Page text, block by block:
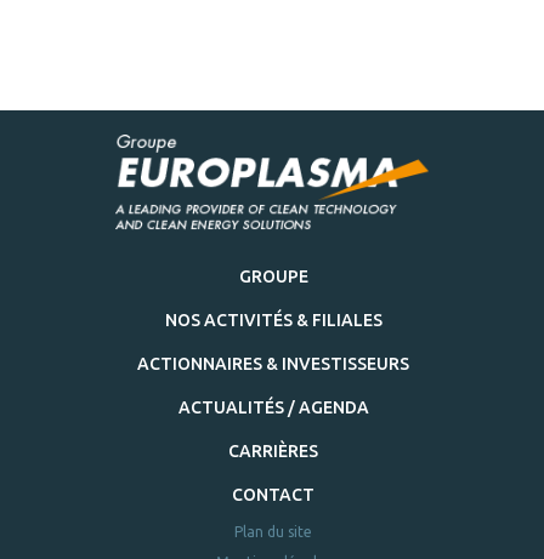
GROUPE
NOS ACTIVITÉS & FILIALES
ACTIONNAIRES & INVESTISSEURS
ACTUALITÉS / AGENDA
CARRIÈRES
CONTACT
Plan du site